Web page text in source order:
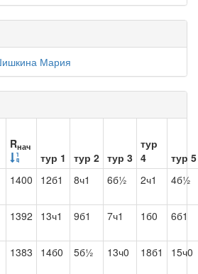
Мария
Rнач
тур 1 тур 2 тур 3
тур
4
тур 5
1400 12б1 8ч1 6б½ 2ч1 4б½
1392 13ч1 9б1 7ч1 1б0 6б1
1383 14б0 5б½ 13ч0 18б1 15ч0